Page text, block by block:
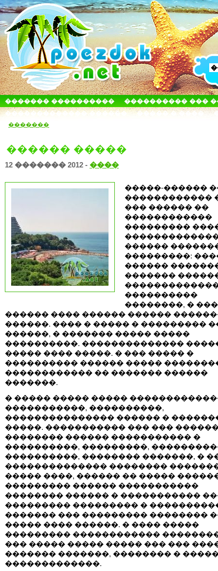
������� ����������
���������� ���
������������� ������
����� � ����
�������
������ �����
12 ������� 2012 - ����
�����-������
������������
��� ������ ��
������������
���������
������
���������:
������
�������
����������
��������, �
������ ���� ������ ������
������. ���� � ����� � ���������
������, � ������� ����� �����
����������. ��������������
����� ���� �����. � ��� ����� �
���������� ������ �����
������������ �� ������� ������
�������.
� ����� ����� �����
�����������, ����������,
��������������� ������ �
�����. ����������� ��� ���
�������� ������ ����������� �
����������, ���������,
����������, �������� �������, �
�������������� ��������
����� ����, ������ �� �����
��������� ������ �����������
�������� ������ � �����������
��������� ��������� �
������� ��� ��������� ��������
����� ���� ������. � ���� �����
��������� ������������
��� ����� ����� ����� ��� ���
������� �������, �������� �
�������������.